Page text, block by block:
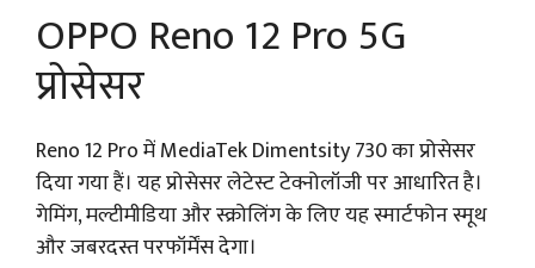
OPPO Reno 12 Pro 5G
प्रोसेसर
Reno 12 Pro में MediaTek Dimentsity 730 का प्रोसेसर
दिया गया हैं। यह प्रोसेसर लेटेस्ट टेक्नोलॉजी पर आधारित है।
गेमिंग, मल्टीमीडिया और स्क्रोलिंग के लिए यह स्मार्टफोन स्मूथ
और जबरदस्त परफॉर्मेंस देगा।